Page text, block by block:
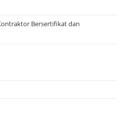
Bersertifikat dan